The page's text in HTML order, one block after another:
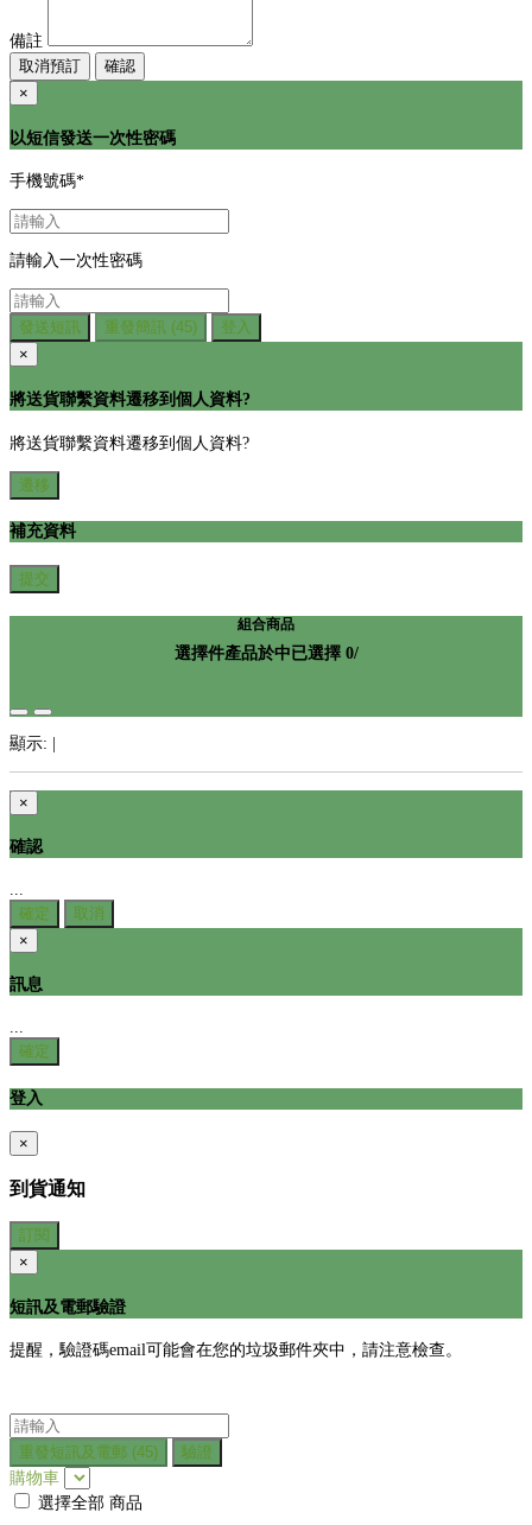
備註
取消預訂
確認
×
以短信發送一次性密碼
手機號碼*
請輸入一次性密碼
發送短訊 重發簡訊 (45)
登入
×
將送貨聯繫資料遷移到個人資料?
將送貨聯繫資料遷移到個人資料?
遷移
補充資料
提交
組合商品
選擇件產品於中已選擇 0/
顯示: |
×
確認
確定
取消
×
訊息
...
確定
登入
×
到貨通知
訂閱
×
短訊及電郵驗證
提醒，驗證碼email可能會在您的垃圾郵件夾中，請注意檢查。
重發短訊及電郵 (45)
驗證
購物車
選擇全部 商品